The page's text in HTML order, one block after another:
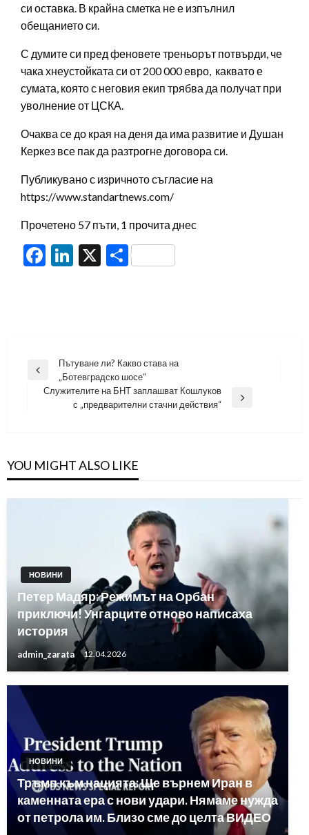
си оставка. В крайна сметка не е изпълнил
обещанието си.
С думите си пред феновете треньорът потвърди, че
чака хнеустойката си от 200 000 евро, каквато е
сумата, която с неговия екип трябва да получат при
уволнение от ЦСКА.
Очаква се до края на деня да има развитие и Душан
Керкез все пак да разтрогне договора си.
Публикувано с изричното съгласие на
https://www.standartnews.com/
Прочетено 57 пъти, 1 прочита днес
Facebook
LinkedIn
X Share
Навигация
Previous
Post
Пътуване ли? Какво става на
„Ботевградско шосе“
Служителите на БНТ заплашват Кошлуков
с „предварителни стачни действия“
YOU MIGHT ALSO LIKE
НОВИНИ
Петер Мадяр: Режимът на Орбан
приключи! Унгарците отново написаха
история
admin_zarata 12.04.2026
НОВИНИ
Тръмп към нацията: Ще върнем Иран в
каменната ера с нови удари. Нямаме нужда
от петрола им. Близо сме до целта ВИДЕО